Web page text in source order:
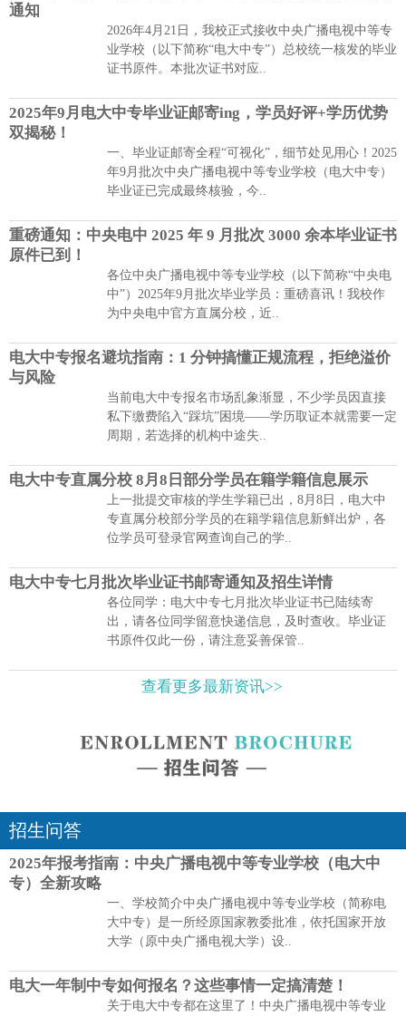
通知
2026年4月21日，我校正式接收中央广播电视中等专
业学校（以下简称“电大中专”）总校统一核发的毕业
证书原件。本批次证书对应..
2025年9月电大中专毕业证邮寄ing，学员好评+学历优势
双揭秘！
一、毕业证邮寄全程“可视化”，细节处见用心！2025
年9月批次中央广播电视中等专业学校（电大中专）
毕业证已完成最终核验，今..
重磅通知：中央电中 2025 年 9 月批次 3000 余本毕业证书
原件已到！
各位中央广播电视中等专业学校（以下简称“中央电
中”）2025年9月批次毕业学员：重磅喜讯！我校作
为中央电中官方直属分校，近..
电大中专报名避坑指南：1 分钟搞懂正规流程，拒绝溢价
与风险
当前电大中专报名市场乱象渐显，不少学员因直接
私下缴费陷入“踩坑”困境——学历取证本就需要一定
周期，若选择的机构中途失..
电大中专直属分校 8月8日部分学员在籍学籍信息展示
上一批提交审核的学生学籍已出，8月8日，电大中
专直属分校部分学员的在籍学籍信息新鲜出炉，各
位学员可登录官网查询自己的学..
电大中专七月批次毕业证书邮寄通知及招生详情
各位同学：电大中专七月批次毕业证书已陆续寄
出，请各位同学留意快递信息，及时查收。毕业证
书原件仅此一份，请注意妥善保管..
查看更多最新资讯>>
招生问答
2025年报考指南：中央广播电视中等专业学校（电大中
专）全新攻略
一、学校简介中央广播电视中等专业学校（简称电
大中专）是一所经原国家教委批准，依托国家开放
大学（原中央广播电视大学）设..
电大一年制中专如何报名？这些事情一定搞清楚！
关于电大中专都在这里了！中央广播电视中等专业